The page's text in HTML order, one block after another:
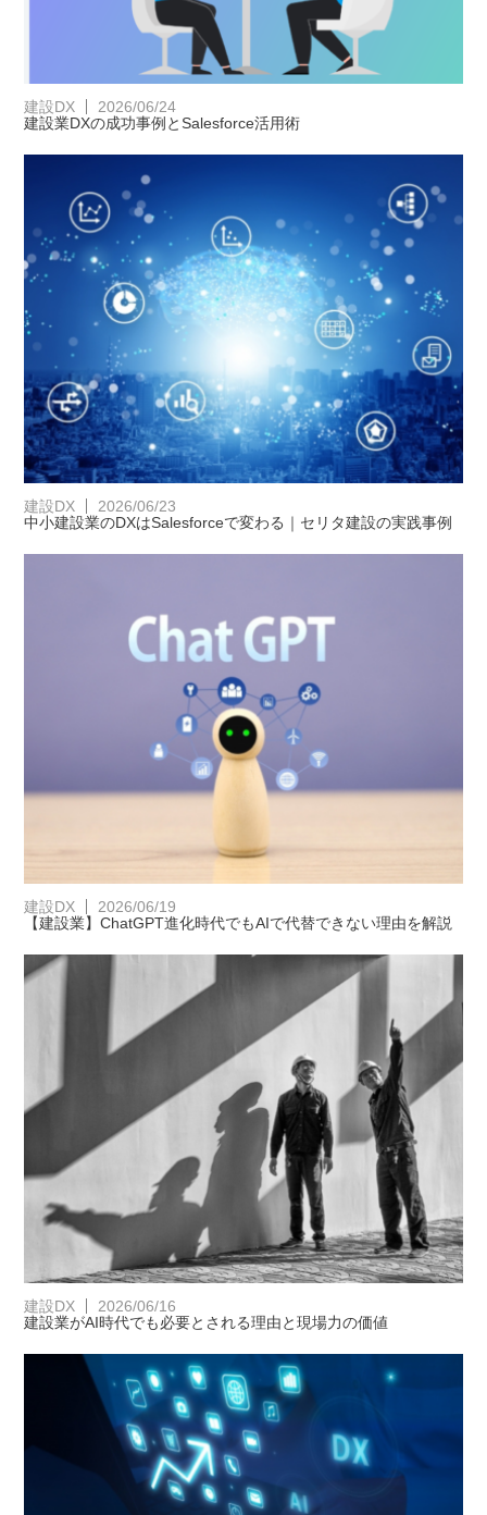
建設DX
2026/06/24
建設業DXの成功事例とSalesforce活用術
建設DX
2026/06/23
中小建設業のDXはSalesforceで変わる｜セリタ建設の実践事例
建設DX
2026/06/19
【建設業】ChatGPT進化時代でもAIで代替できない理由を解説
建設DX
2026/06/16
建設業がAI時代でも必要とされる理由と現場力の価値